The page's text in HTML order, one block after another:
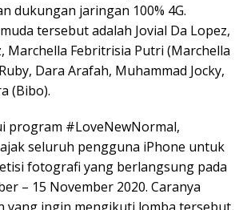
dukungan jaringan 100% 4G.
tersebut adalah Jovial Da Lopez,
Marchella Febritrisia Putri (Marchella
Dara Arafah, Muhammad Jocky,
(Bibo).
program #LoveNewNormal,
seluruh pengguna iPhone untuk
fotografi yang berlangsung pada
– 15 November 2020. Caranya